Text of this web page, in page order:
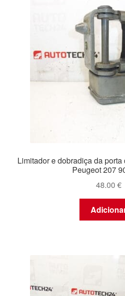
Limitador e dobradiça da
Peugeot 207
48.00 €